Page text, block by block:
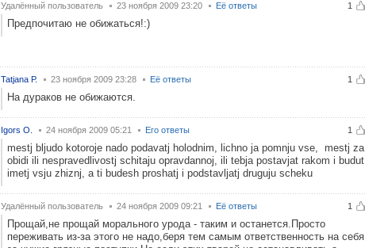
1
Удалённый пользователь 23 ноября 2009 23:20 Её ответы
Предпочитаю не обижаться!:)
1
Tatjana Р. 23 ноября 2009 23:28 Её ответы
На дураков не обижаются.
1
Igors O. 24 ноября 2009 05:21 Его ответы
mestj bljudo kotoroje nado podavatj holodnim, lichno ja pomnju vse, mestj za
obidi ili nespravedlivostj schitaju opravdannoj, ili tebja postavjat rakom i budut
imetj vsju zhiznj, a ti budesh proshatj i podstavljatj druguju scheku
1
Удалённый пользователь 24 ноября 2009 09:21 Её ответы
Прощай,не прощай морального урода - таким и останется.Просто
переживать из-за этого не надо,беря тем самым ответственность на себя